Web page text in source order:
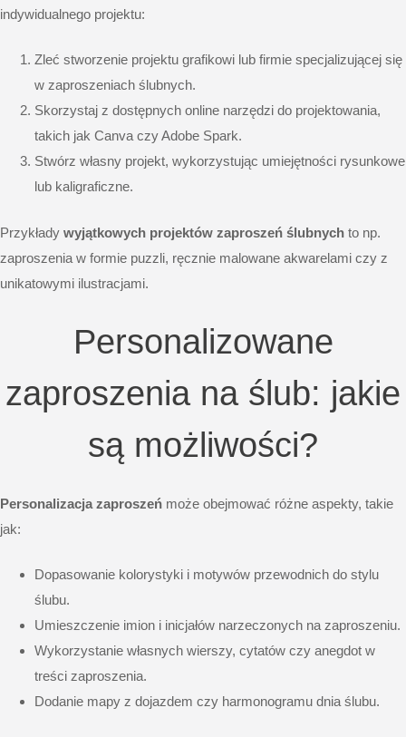
indywidualnego projektu:
Zleć stworzenie projektu grafikowi lub firmie specjalizującej się
w zaproszeniach ślubnych.
Skorzystaj z dostępnych online narzędzi do projektowania,
takich jak Canva czy Adobe Spark.
Stwórz własny projekt, wykorzystując umiejętności rysunkowe
lub kaligraficzne.
Przykłady wyjątkowych projektów zaproszeń ślubnych to np.
zaproszenia w formie puzzli, ręcznie malowane akwarelami czy z
unikatowymi ilustracjami.
Personalizowane
zaproszenia na ślub: jakie
są możliwości?
Personalizacja zaproszeń może obejmować różne aspekty, takie
jak:
Dopasowanie kolorystyki i motywów przewodnich do stylu
ślubu.
Umieszczenie imion i inicjałów narzeczonych na zaproszeniu.
Wykorzystanie własnych wierszy, cytatów czy anegdot w
treści zaproszenia.
Dodanie mapy z dojazdem czy harmonogramu dnia ślubu.